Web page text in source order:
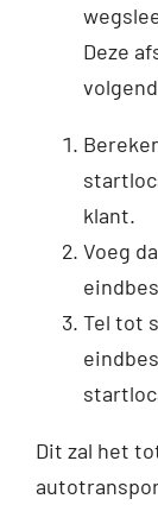
Deze
klant.
Voeg
Tel tot
Dit zal het